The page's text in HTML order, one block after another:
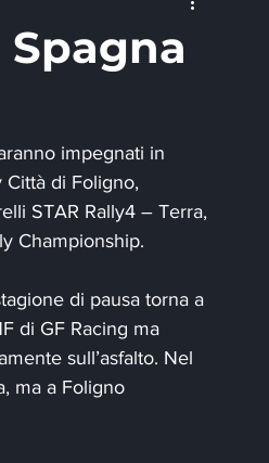
impegnati in
Città di Foligno,
STAR Rally4 – Terra,
Championship.
di pausa torna a
di GF Racing ma
sull’asfalto. Nel
ma a Foligno